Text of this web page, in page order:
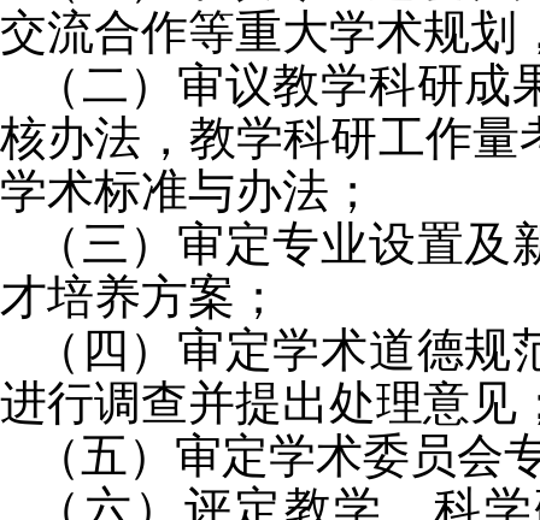
交流合作等重大学术规划
（二）审议教学科研
核办法，教学科研工作
学术标准与办法；
（三）审定专业设置
才培养方案；
（四）审定学术道德
进行调查并提出处理意见
（五）审定学术委员会
（六）评定教学、科